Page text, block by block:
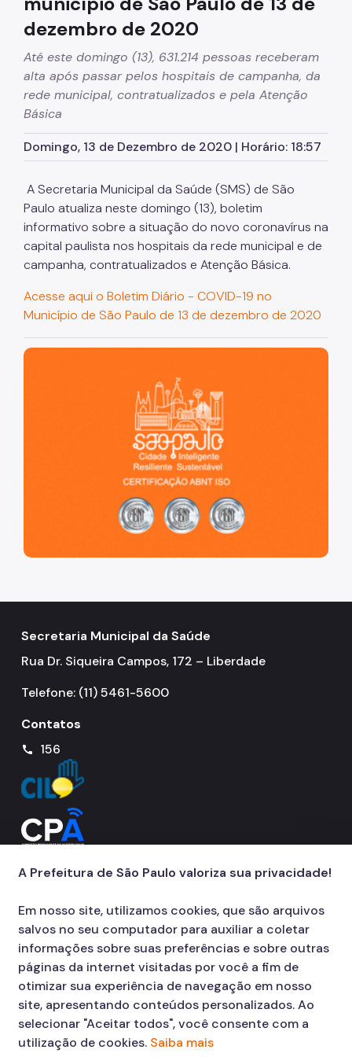
dezembro de 2020
Até este domingo (13), 631.214 pessoas receberam
alta após passar pelos hospitais de campanha, da
rede municipal, contratualizados e pela Atenção
Básica
Domingo, 13 de Dezembro de 2020 | Horário: 18:57
A Secretaria Municipal da Saúde (SMS) de São
Paulo atualiza neste domingo (13), boletim
informativo sobre a situação do novo coronavírus na
capital paulista nos hospitais da rede municipal e de
campanha, contratualizados e Atenção Básica.
Acesse aqui o Boletim Diário - COVID-19 no
Município de São Paulo de 13 de dezembro de 2020
São Paulo, cidade inteligente, resiliente e sustentável
Secretaria Municipal da Saúde
Rua Dr. Siqueira Campos, 172 – Liberdade
Telefone: (11) 5461-5600
Contatos
call 156
A Prefeitura de São Paulo valoriza sua privacidade!
Em nosso site, utilizamos cookies, que são arquivos
salvos no seu computador para auxiliar a coletar
informações sobre suas preferências e sobre outras
páginas da internet visitadas por você a fim de
otimizar sua experiência de navegação em nosso
site, apresentando conteúdos personalizados. Ao
selecionar "Aceitar todos", você consente com a
utilização de cookies. Saiba mais